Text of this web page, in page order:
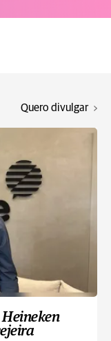
Quero divulgar
Heineken